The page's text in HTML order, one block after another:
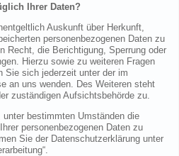
Ihrer Daten?
Auskunft über Herkunft,
personenbezogenen Daten zu
Recht, die Berichtigung, Sperrung oder
Hierzu sowie zu weiteren Fragen
Sie sich jederzeit unter der im
an uns wenden. Des Weiteren steht
zuständigen Aufsichtsbehörde zu.
bestimmten Umständen die
personenbezogenen Daten zu
Sie der Datenschutzerklärung unter